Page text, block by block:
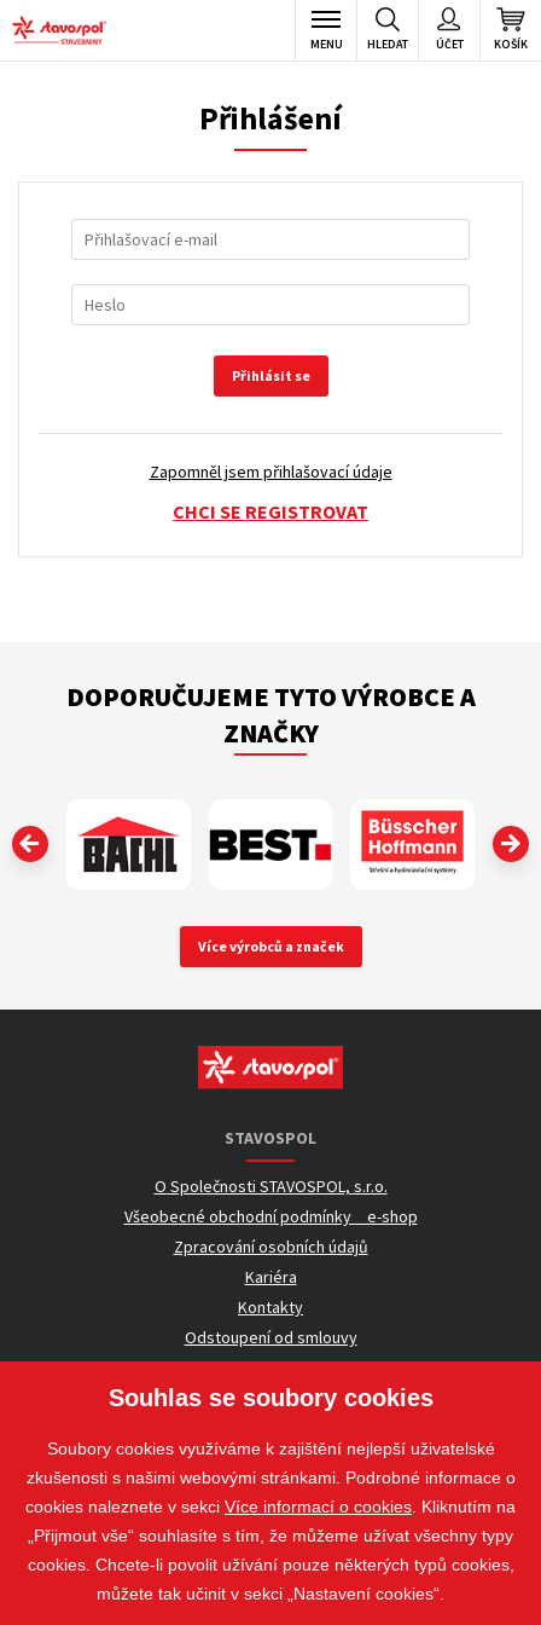
KOŠÍK
ÚČET
HLEDAT
MENU
Přihlášení
Přihlásit se
Zapomněl jsem přihlašovací údaje
CHCI SE REGISTROVAT
DOPORUČUJEME TYTO VÝROBCE A
ZNAČKY
‹
Více výrobců a značek
STAVOSPOL
O Společnosti STAVOSPOL, s.r.o.
Všeobecné obchodní podmínky _ e-shop
Zpracování osobních údajů
Kariéra
Kontakty
Odstoupení od smlouvy
UŽITEČNÉ INFORMACE
Nezávazná poptávka
Whistleblowing
Sledujte nás
Souhlas se soubory cookies
Soubory cookies využíváme k zajištění nejlepší uživatelské
zkušenosti s našimi webovými stránkami. Podrobné informace o
cookies naleznete v sekci Více informací o cookies . Kliknutím na
„Přijmout vše“ souhlasíte s tím, že můžeme užívat všechny typy
cookies. Chcete-li povolit užívání pouze některých typů cookies,
můžete tak učinit v sekci „Nastavení cookies“.